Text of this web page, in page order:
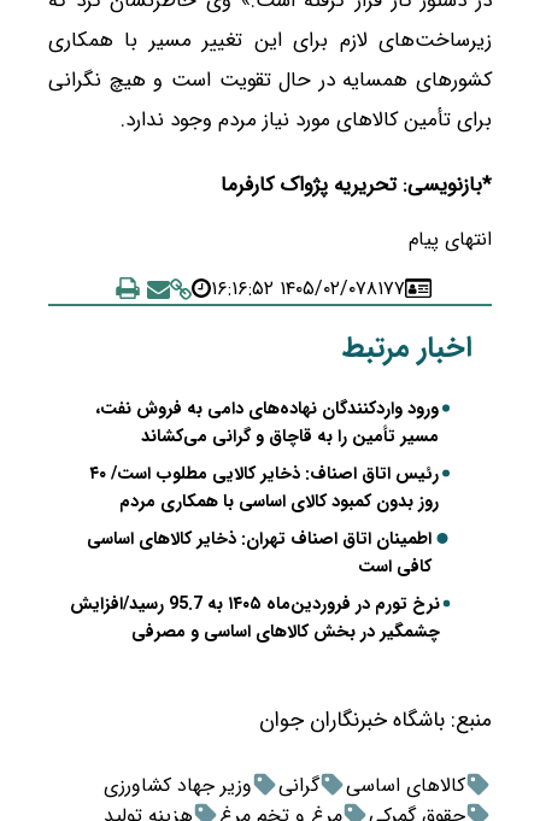
زیرساخت‌های لازم برای این تغییر مسیر با همکاری
کشورهای همسایه در حال تقویت است و هیچ نگرانی
برای تأمین کالاهای مورد نیاز مردم وجود ندارد.
*بازنویسی: تحریریه پژواک کارفرما
انتهای پیام
۸۱۷۷۱۴۰۵/۰۲/۰۷ ۱۶:۱۶:۵۲
اخبار مرتبط
ورود واردکنندگان نهاده‌های دامی به فروش نفت،
مسیر تأمین را به قاچاق و گرانی می‌کشاند
رئیس اتاق اصناف: ذخایر کالایی مطلوب است/ ۴۰
روز بدون کمبود کالای اساسی با همکاری مردم
اطمینان اتاق اصناف تهران: ذخایر کالاهای اساسی
کافی است
نرخ تورم در فروردین‌ماه ۱۴۰۵ به 95.7 رسید/افزایش
چشمگیر در بخش کالاهای اساسی و مصرفی
منبع: باشگاه خبرنگاران جوان
کالاهای اساسی گرانی
وزیر جهاد کشاورزی